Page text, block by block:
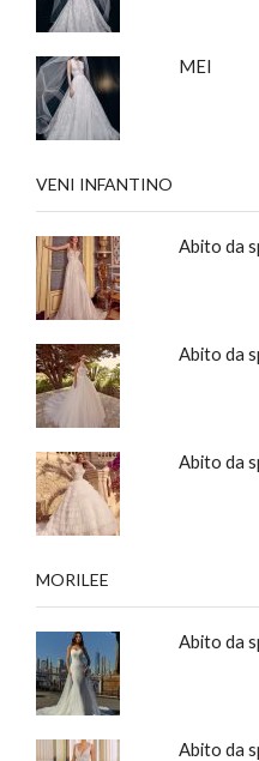
MEI
VENI INFANTINO
Abito da
Abito da
Abito da
MORILEE
Abito da
Abito da